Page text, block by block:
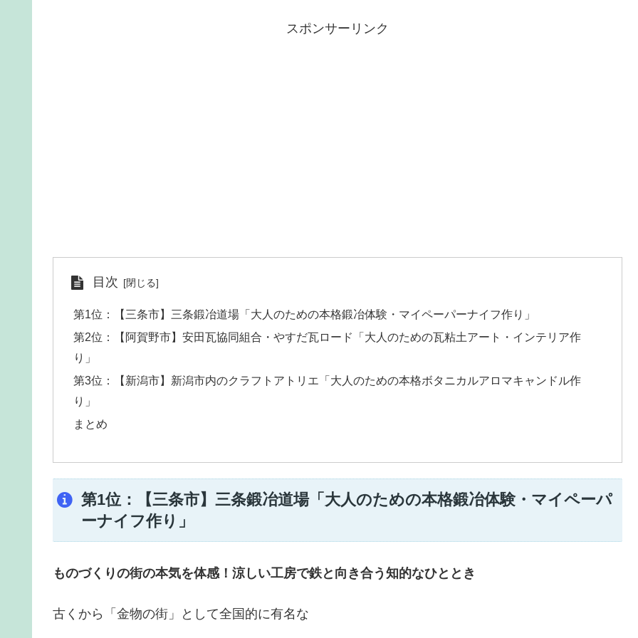
スポンサーリンク
目次
第1位：【三条市】三条鍛冶道場「大人のための本格鍛冶体験・マイペーパーナイフ作り」
第2位：【阿賀野市】安田瓦協同組合・やすだ瓦ロード「大人のための瓦粘土アート・インテリア作
り」
第3位：【新潟市】新潟市内のクラフトアトリエ「大人のための本格ボタニカルアロマキャンドル作
り」
まとめ
第1位：【三条市】三条鍛冶道場「大人のための本格鍛冶体験・マイペーパ
ーナイフ作り」
ものづくりの街の本気を体感！涼しい工房で鉄と向き合う知的なひととき
古くから「金物の街」として全国的に有名な